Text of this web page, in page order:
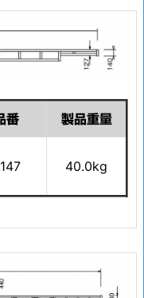
番 製品重量
40.0kg